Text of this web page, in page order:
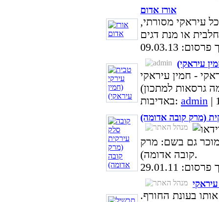
אורז אדום
עיראקי מסורתי,
09.03.13
עיראקי)
- חמין עיראקי
באדיבות: admin
(מרק קובה אדומה)
גם בשם: מרק
קובה אדומה).
29.01.11
בעונת החורף.